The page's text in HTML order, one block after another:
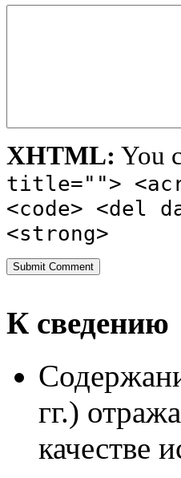
XHTML: You
title="">
<code> <del
<strong>
К сведению
гг.)
качестве